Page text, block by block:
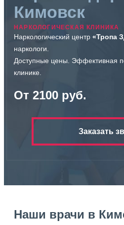
Кимовск
НАРКОЛОГИЧЕСКАЯ КЛИНИКА
Наркологический центр «Тропа
наркологи.
Доступные цены. Эффективная
клинике.
От 2100 руб.
Заказать
Наши врачи в